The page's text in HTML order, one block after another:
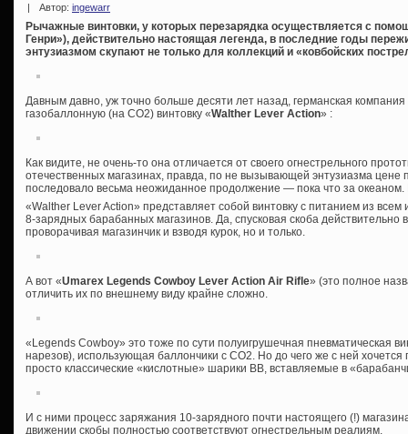
| Автор: ingewarr
Рычажные винтовки, у которых перезарядка осуществляется с
Генри»), действительно настоящая легенда, в последние годы
энтузиазмом скупают не только для коллекций и «ковбойских
Давным давно, уж точно больше десяти лет назад, германская
газобаллонную (на СО2) винтовку «Walther Lever Action» :
Как видите, не очень-то она отличается от своего огнестрельного
отечественных магазинах, правда, по не вызывающей энтузиазма цене
последовало весьма неожиданное продолжение — пока что за океаном.
«Walther Lever Action» представляет собой винтовку с питанием из
8-зарядных барабанных магазинов. Да, спусковая скоба
проворачивая магазинчик и взводя курок, но и только.
А вот «Umarex Legends Cowboy Lever Action Air Rifle» (это полное
отличить их по внешнему виду крайне сложно.
«Legends Cowboy» это тоже по сути полуигрушечная пневматическая
нарезов), использующая баллончики с СО2. Но до чего же с ней хочется
просто классические «кислотные» шарики ВВ, вставляемые в
И с ними процесс заряжания 10-зарядного почти настоящего (!)
движении скобы полностью соответствуют огнестрельным реалиям.